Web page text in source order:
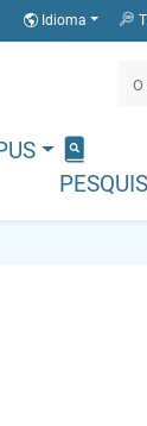
Idioma